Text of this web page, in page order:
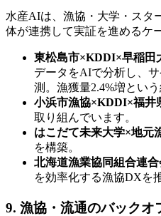
水産AIは、漁協・大学・スタ
体が連携して実証を進めるケ
東松島市×KDDI×早稲田
データをAIで分析し、
測。漁獲量2.4%増とい
小浜市漁協×KDDI×福井
取り組んでいます。
はこだて未来大学×地元
を構築。
北海道漁業協同組合連
を効率化する漁協DXを
9. 漁協・流通のバックオ